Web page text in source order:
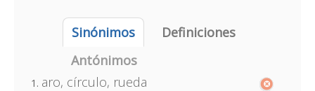
Sinónimos
Definiciones
Antónimos
aro, círculo, rueda